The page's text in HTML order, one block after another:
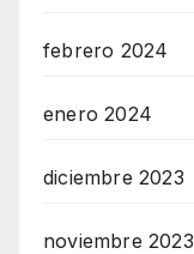
febrero 2024
enero 2024
diciembre 2023
noviembre 2023